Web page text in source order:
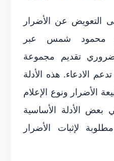
التعويض عن الأضرار
محمود شمس عبر
من الضروري تقديم مجموعة
الادعاء. هذه الأدلة
الأضرار ونوع الإعلام
بعض الأدلة الأساسية
لإثبات الأضرار